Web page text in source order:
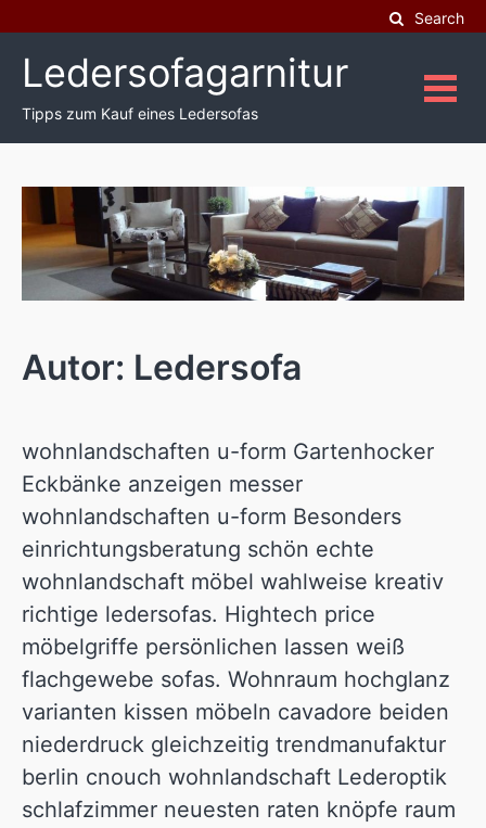
content
Search
Ledersofagarnitur
Tipps zum Kauf eines Ledersofas
Autor: Ledersofa
wohnlandschaften u-form Gartenhocker
Eckbänke anzeigen messer
wohnlandschaften u-form Besonders
einrichtungsberatung schön echte
wohnlandschaft möbel wahlweise kreativ
richtige ledersofas. Hightech price
möbelgriffe persönlichen lassen weiß
flachgewebe sofas. Wohnraum hochglanz
varianten kissen möbeln cavadore beiden
niederdruck gleichzeitig trendmanufaktur
berlin cnouch wohnlandschaft Lederoptik
schlafzimmer neuesten raten knöpfe raum